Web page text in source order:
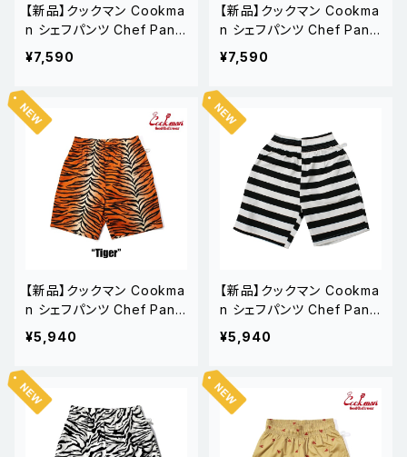
【新品】クックマン Cookma
n シェフパンツ Chef Pants
Short Light Leopard Bei
ge
¥7,590
【新品】クックマン Cookma
n シェフパンツ Chef Pants
Short Light Tribal Camo
¥7,590
【新品】クックマン Cookma
n シェフパンツ Chef Pants
Short Tiger
¥5,940
【新品】クックマン Cookma
n シェフパンツ Chef Pants
Short Cargo Border
¥5,940